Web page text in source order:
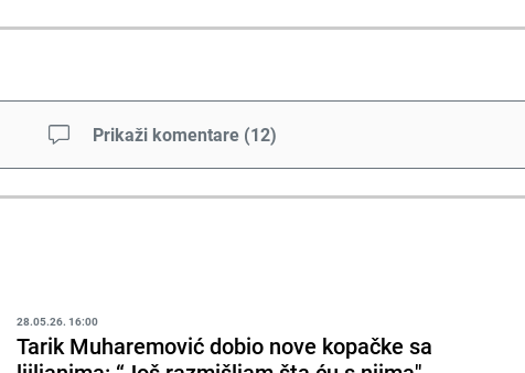
Prikaži komentare (12)
28.05.26. 16:00
Tarik Muharemović dobio nove kopačke sa